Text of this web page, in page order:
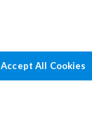
Accept All Cookies